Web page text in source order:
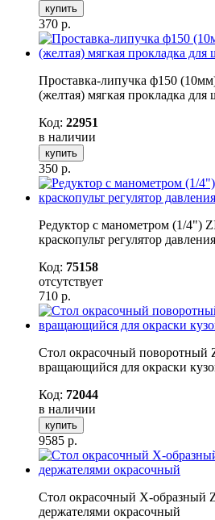
купить
370 р.
Проставка-липучка ф150
(желтая) мягкая прокладка
Код: 22951
в наличии
купить
350 р.
Редуктор с манометром (1/4")
краскопульт регулятор давления
Код: 75158
отсутствует
710 р.
Стол окрасочный поворотный
вращающийся для окраски
Код: 72044
в наличии
купить
9585 р.
Стол окрасочный Х-образный
держателями окрасочный